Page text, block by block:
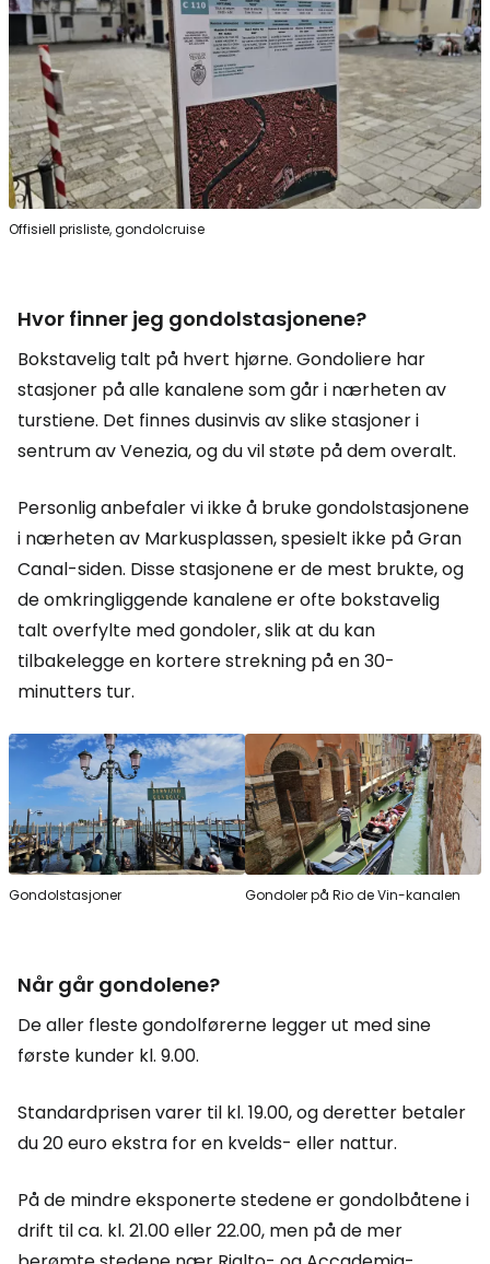
Offisiell prisliste, gondolcruise
Hvor finner jeg gondolstasjonene?
Bokstavelig talt på hvert hjørne. Gondoliere har
stasjoner på alle kanalene som går i nærheten av
turstiene. Det finnes dusinvis av slike stasjoner i
sentrum av Venezia, og du vil støte på dem overalt.
Personlig anbefaler vi ikke å bruke gondolstasjonene
i nærheten av Markusplassen, spesielt ikke på Gran
Canal-siden. Disse stasjonene er de mest brukte, og
de omkringliggende kanalene er ofte bokstavelig
talt overfylte med gondoler, slik at du kan
tilbakelegge en kortere strekning på en 30-
minutters tur.
Gondolstasjoner Gondoler på Rio de Vin-kanalen
Når går gondolene?
De aller fleste gondolførerne legger ut med sine
første kunder kl. 9.00.
Standardprisen varer til kl. 19.00, og deretter betaler
du 20 euro ekstra for en kvelds- eller nattur.
På de mindre eksponerte stedene er gondolbåtene i
drift til ca. kl. 21.00 eller 22.00, men på de mer